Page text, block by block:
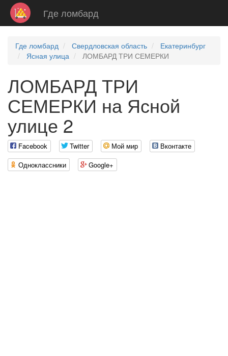
Где ломбард
Где ломбард Свердловская область
Екатеринбург
Ясная улица
ЛОМБАРД ТРИ СЕМЕРКИ
ЛОМБАРД ТРИ
СЕМЕРКИ на Ясной
улице 2
Facebook Twitter Мой мир
Вконтакте
Одноклассники
Google+